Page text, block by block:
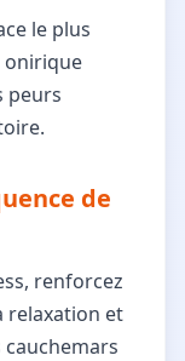
le plus
onirique
peurs
de
renforcez
relaxation et